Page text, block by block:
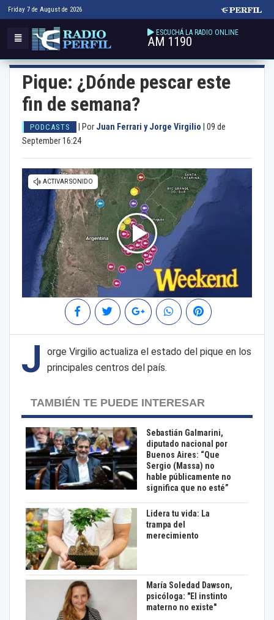
Friday 7 de August de 2026
ESCUCHÁ LA RADIO ONLINE
AM 1190
Pique: ¿Dónde pescar este
fin de semana?
PODCASTS Por Juan Ferrari y Jorge Virgilio 09 de
September 16:24
J
orge Virgilio actualiza el estado del pique en los
principales centros del país.
TAMBIÉN TE PUEDE INTERESAR
Sebastián Galmarini,
diputado nacional por
Buenos Aires: “Que
Sergio (Massa) no
hable públicamente no
significa que no esté”
Lidera tu vida: La
trampa del
merecimiento
María Soledad Dawson,
psicóloga: "El instinto
materno no existe"